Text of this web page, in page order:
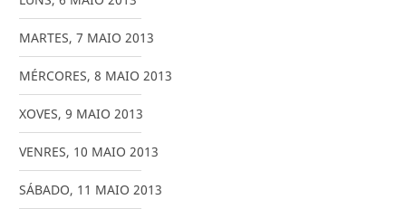
MARTES, 7 MAIO 2013
MÉRCORES, 8 MAIO 2013
XOVES, 9 MAIO 2013
VENRES, 10 MAIO 2013
SÁBADO, 11 MAIO 2013